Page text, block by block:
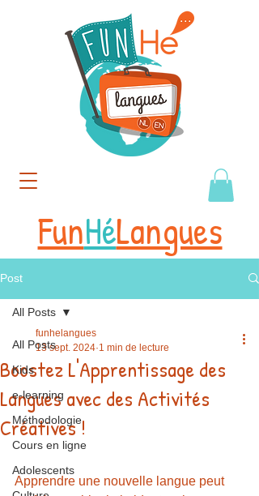
FunHéLangues
Post
All Posts
Kids
e-learning
Méthodologie
Cours en ligne
Adolescents
All Posts
Boostez L'Apprentissage des
Langues avec des Activités
Créatives !
funhelangues
13 sept. 2024 1 min de lecture
Apprendre une nouvelle langue peut